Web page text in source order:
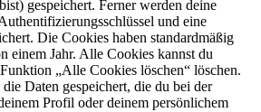
gespeichert. Ferner werden deine
und eine
Die Cookies haben standardmäßig
einem Jahr. Alle Cookies kannst du
„Alle Cookies löschen“ löschen.
Daten gespeichert, die du bei der
Profil oder deinem persönlichem